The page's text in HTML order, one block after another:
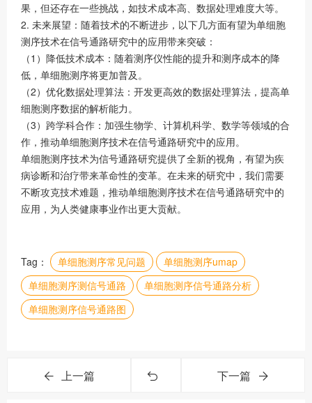
果，但还存在一些挑战，如技术成本高、数据处理难度大等。
2. 未来展望：随着技术的不断进步，以下几方面有望为单细胞
测序技术在信号通路研究中的应用带来突破：
（1）降低技术成本：随着测序仪性能的提升和测序成本的降
低，单细胞测序将更加普及。
（2）优化数据处理算法：开发更高效的数据处理算法，提高单
细胞测序数据的解析能力。
（3）跨学科合作：加强生物学、计算机科学、数学等领域的合
作，推动单细胞测序技术在信号通路研究中的应用。
单细胞测序技术为信号通路研究提供了全新的视角，有望为疾
病诊断和治疗带来革命性的变革。在未来的研究中，我们需要
不断攻克技术难题，推动单细胞测序技术在信号通路研究中的
应用，为人类健康事业作出更大贡献。
Tag： 单细胞测序常见问题
单细胞测序umap
单细胞测序测信号通路
单细胞测序信号通路分析
单细胞测序信号通路图
上一篇 下一篇